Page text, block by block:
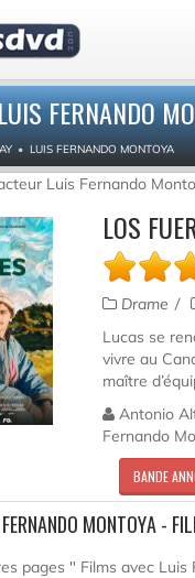
FERNANDO
LUIS FERNANDO MONTOYA
Luis Fernando
LOS
Drame
Lucas se
vivre au
maître
Antonio
Fernando
BANDE
MONTOYA -
pages " Films avec